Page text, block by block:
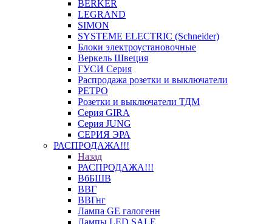
BERKER
LEGRAND
SIMON
SYSTEME ELECTRIC (Schneider)
Блоки электроустановочные
Веркель Швеция
ГУСИ Серия
Распродажа розетки и выключатели
РЕТРО
Розетки и выключатели ТДМ
Серия GIRA
Серия JUNG
СЕРИЯ ЭРА
РАСПРОДАЖА!!!
Назад
РАСПРОДАЖА!!!
ВбБШВ
ВВГ
ВВГнг
Лампа GE галогенн